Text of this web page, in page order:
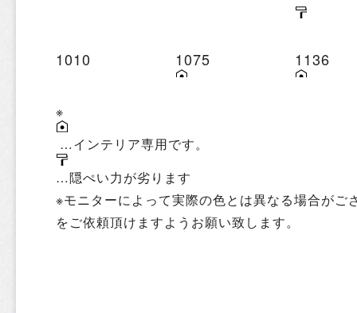
1010 1075 1136
※
…インテリア専用です。
…隠ぺい力が劣ります
※モニターによって実際の色とは異なる場合がご
をご依頼頂けますようお願い致します。